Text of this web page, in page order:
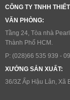
CÔNG TY TNHH
VĂN PHÒNG:
Tầng 24, Tòa nhà
Thành Phố HCM.
P: (028)66 535 939 -
XƯỞNG SẢN XUẤT:
36/3Z Ấp Hậu Lân, Xã